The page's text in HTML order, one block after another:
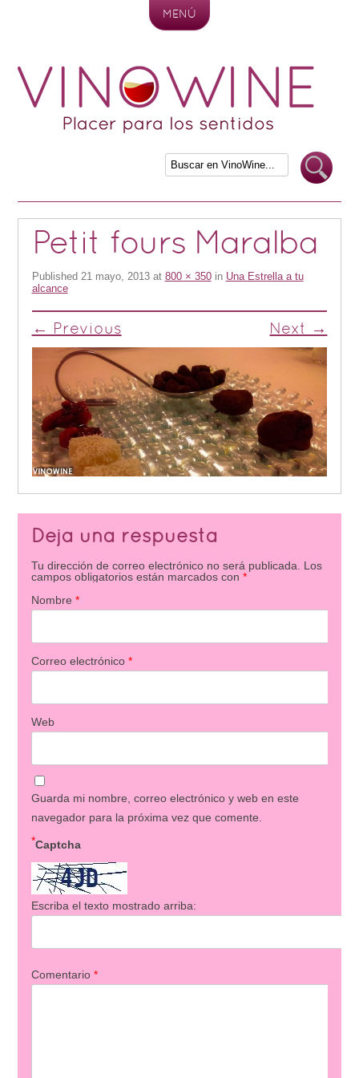
MENÚ
Petit fours Maralba
Published 21 mayo, 2013at 800 × 350in Una Estrella a tu
alcance
← Previous Next →
Deja una respuesta
Tu dirección de correo electrónico no será publicada.
Los
campos obligatorios están marcados con *
Nombre *
Correo electrónico *
Web
Guarda mi nombre, correo electrónico y web en este
navegador para la próxima vez que comente.
Captcha
*
Escriba el texto mostrado arriba:
Comentario *